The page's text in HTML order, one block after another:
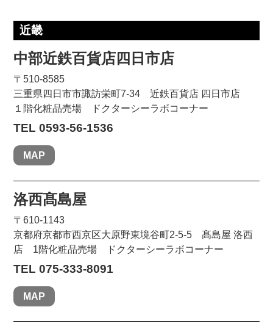
近畿
中部近鉄百貨店四日市店
〒510-8585
三重県四日市市諏訪栄町7-34 近鉄百貨店 四日市店
１階化粧品売場 ドクターシーラボコーナー
TEL 0593-56-1536
MAP
洛西髙島屋
〒610-1143
京都府京都市西京区大原野東境谷町2-5-5 髙島屋 洛西
店 1階化粧品売場 ドクターシーラボコーナー
TEL 075-333-8091
MAP